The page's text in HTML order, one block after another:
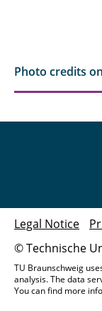
Photo credits
© Technische
Legal Notice
TU Braunschweig
analysis. The data
You can find more